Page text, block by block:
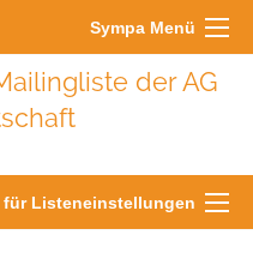
Sympa Menü
der AG
für Listeneinstellungen